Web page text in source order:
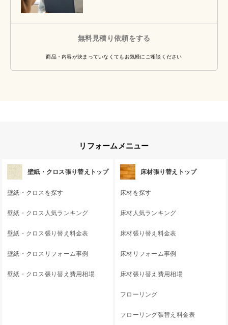
無料見積り依頼をする
商品・内容が決まっていなくてもお気軽にご相談ください
リフォームメニュー
壁紙・クロス張り替えトップ
壁紙・クロスを探す
壁紙・クロス人気ランキング
壁紙・クロス張り替え料金表
壁紙・クロスリフォーム事例
壁紙・クロス張り替え費用相場
床材張り替えトップ
床材を探す
床材人気ランキング
床材張り替え料金表
床材リフォーム事例
床材張り替え費用相場
フローリング
フローリング張替え料金表